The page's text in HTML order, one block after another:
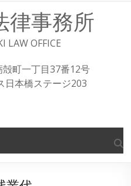
律事務所
LAW OFFICE
町一丁目37番12号
橋ステージ203